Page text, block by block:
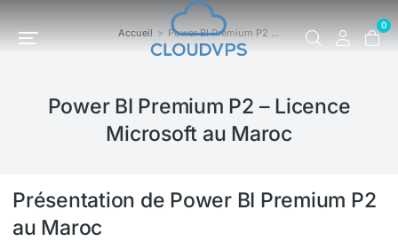
0
Vous êtes ici : Accueil Power BI Premium P2 …
Power BI Premium P2 – Licence
Microsoft au Maroc
Présentation de Power BI Premium P2
au Maroc